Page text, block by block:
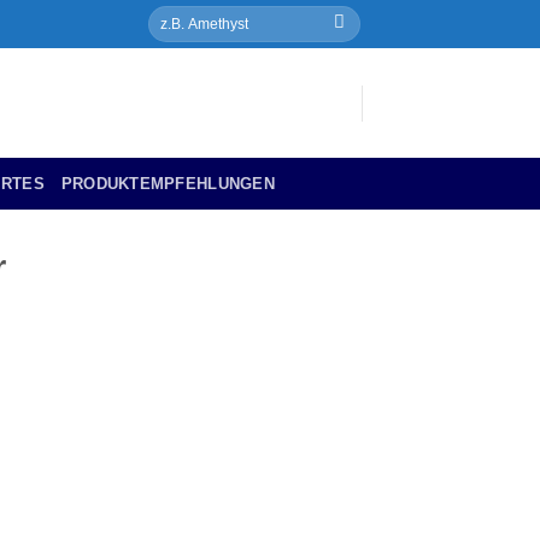
PRODUKTEMPFEHLUNGEN